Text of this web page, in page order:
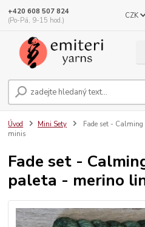
CZK
+420 608 507 824
(Po-Pá, 9-15 hod.)
Úvod Mini Sety
Fade set -
minis
Fade set -
paleta - merino